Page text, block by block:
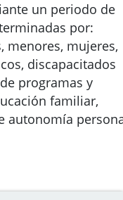
un periodo de
por:
menores, mujeres,
discapacitados
programas y
familiar,
autonomía